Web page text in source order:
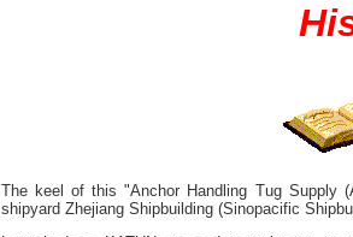
The keel of this "Anchor Handling Tug Supply
shipyard Zhejiang Shipbuilding (Sinopacific